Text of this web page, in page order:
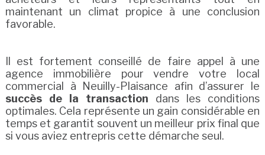
maintenant un climat propice à une conclusion
favorable.
Il est fortement conseillé de faire appel à une
agence immobilière pour vendre votre local
commercial à Neuilly-Plaisance afin d’assurer le
succès de la transaction dans les conditions
optimales. Cela représente un gain considérable en
temps et garantit souvent un meilleur prix final que
si vous aviez entrepris cette démarche seul.